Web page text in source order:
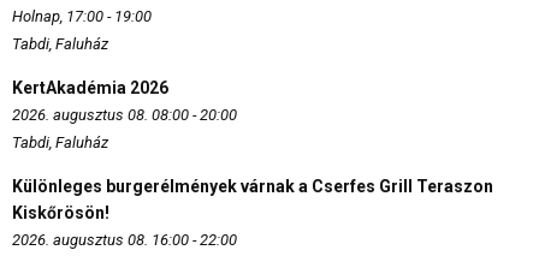
Holnap, 17:00 - 19:00
Tabdi, Faluház
KertAkadémia 2026
2026. augusztus 08. 08:00 - 20:00
Tabdi, Faluház
Különleges burgerélmények várnak a Cserfes Grill Teraszon
Kiskőrösön!
2026. augusztus 08. 16:00 - 22:00